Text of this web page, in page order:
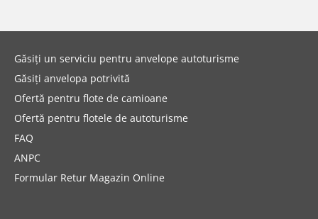
Găsiți un serviciu pentru anvelope autoturisme
Găsiți anvelopa potrivită
Ofertă pentru flote de camioane
Ofertă pentru flotele de autoturisme
FAQ
ANPC
Formular Retur Magazin Online